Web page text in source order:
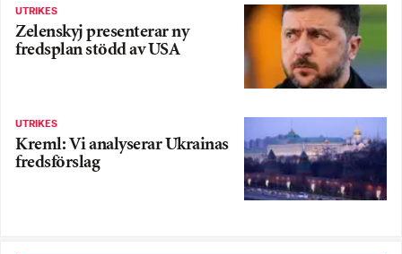
UTRIKES
Zelenskyj presenterar ny
fredsplan stödd av USA
UTRIKES
Kreml: Vi analyserar Ukrainas
fredsförslag